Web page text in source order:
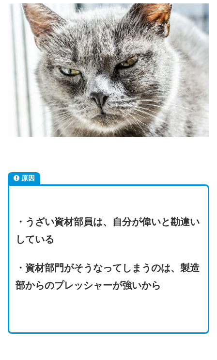
原因
・うざい資材部員は、自分が偉いと勘違い
している
・資材部門がそうなってしまうのは、製造
部からのプレッシャーが強いから